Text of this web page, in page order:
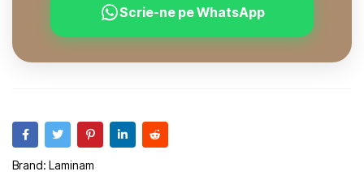
Scrie-ne pe WhatsApp
Brand: Laminam